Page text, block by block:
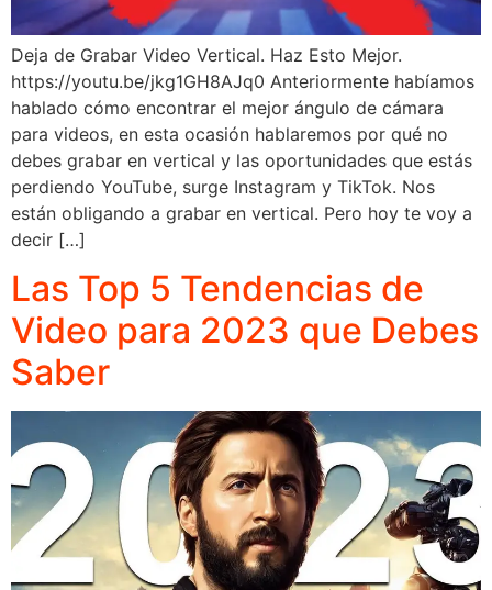
Deja de Grabar Video Vertical. Haz Esto Mejor.
https://youtu.be/jkg1GH8AJq0 Anteriormente habíamos
hablado cómo encontrar el mejor ángulo de cámara
para videos, en esta ocasión hablaremos por qué no
debes grabar en vertical y las oportunidades que estás
perdiendo YouTube, surge Instagram y TikTok. Nos
están obligando a grabar en vertical. Pero hoy te voy a
decir […]
Las Top 5 Tendencias de
Video para 2023 que Debes
Saber